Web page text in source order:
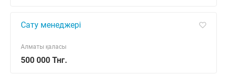
Сату менеджері
500 000 Тнг.
Алматы қаласы